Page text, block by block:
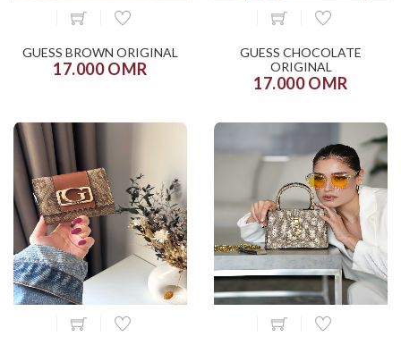
GUESS BROWN ORIGINAL
17.000 OMR
GUESS CHOCOLATE
ORIGINAL
17.000 OMR